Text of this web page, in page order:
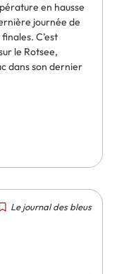
en hausse
journée de
C’est
le Rotsee,
dans son dernier
Le journal des bleus